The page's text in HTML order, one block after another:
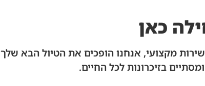
כאן
מקצועי, אנחנו הופכים את הטיול הבא שלך
בזיכרונות לכל החיים.